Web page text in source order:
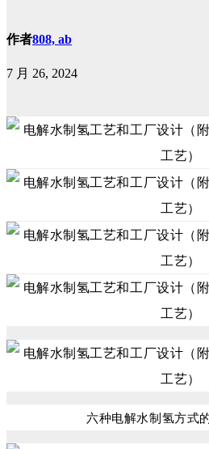
作者808, ab
7 月 26, 2024
六种电解水制氢方式